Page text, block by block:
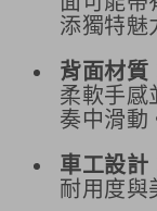
添獨特魅
背面材質
柔軟手感
奏中滑動
車工設計
耐用度與